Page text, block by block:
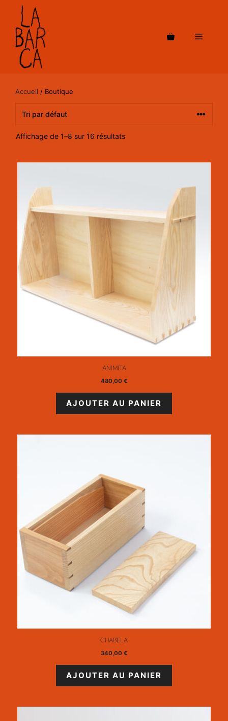
contenu
Menu
Accueil / Boutique
Affichage de 1–8 sur 16 résultats
ANIMITA
480,00 €
AJOUTER AU PANIER
CHABELA
340,00 €
AJOUTER AU PANIER